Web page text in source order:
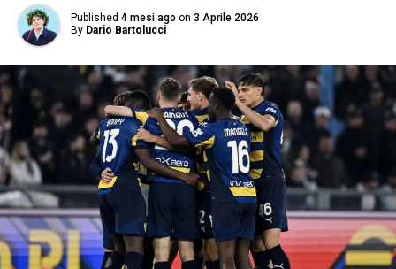
Published 4 mesi ago on 3 Aprile 2026
By Dario Bartolucci